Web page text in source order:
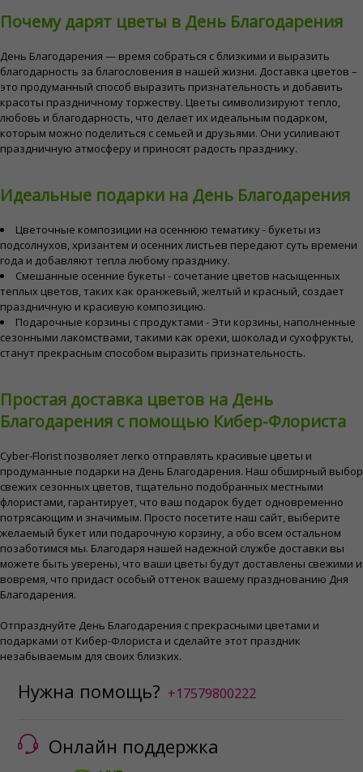
Почему дарят цветы в День Благодарения
День Благодарения — время собраться с близкими и выразить
благодарность за благословения в нашей жизни. Доставка цветов –
это продуманный способ выразить признательность и добавить
красоты праздничному торжеству. Цветы символизируют тепло,
любовь и благодарность, что делает их идеальным подарком,
которым можно поделиться с семьей и друзьями. Они усиливают
праздничную атмосферу и приносят радость празднику.
Идеальные подарки на День Благодарения
Цветочные композиции на осеннюю тематику - букеты из
подсолнухов, хризантем и осенних листьев передают суть времени
года и добавляют тепла любому празднику.
Смешанные осенние букеты - сочетание цветов насыщенных
теплых цветов, таких как оранжевый, желтый и красный, создает
праздничную и красивую композицию.
Подарочные корзины с продуктами - Эти корзины, наполненные
сезонными лакомствами, такими как орехи, шоколад и сухофрукты,
станут прекрасным способом выразить признательность.
Простая доставка цветов на День
Благодарения с помощью Кибер-Флориста
Cyber-Florist позволяет легко отправлять красивые цветы и
продуманные подарки на День Благодарения. Наш обширный выбор
свежих сезонных цветов, тщательно подобранных местными
флористами, гарантирует, что ваш подарок будет одновременно
потрясающим и значимым. Просто посетите наш сайт, выберите
желаемый букет или подарочную корзину, а обо всем остальном
позаботимся мы. Благодаря нашей надежной службе доставки вы
можете быть уверены, что ваши цветы будут доставлены свежими и
вовремя, что придаст особый оттенок вашему празднованию Дня
Благодарения.
Отпразднуйте День Благодарения с прекрасными цветами и
подарками от Кибер-Флориста и сделайте этот праздник
незабываемым для своих близких.
Нужна помощь? +17579800222
Онлайн поддержка